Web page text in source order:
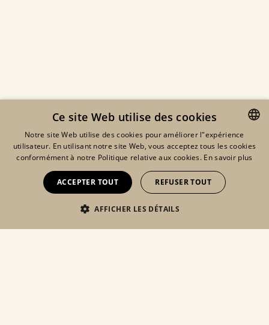
©2026 ORTA
ENGLISH
DUTCH
Ce site Web utilise des cookies
Notre site Web utilise des cookies pour améliorer l"expérience
utilisateur. En utilisant notre site Web, vous acceptez tous les cookies
conformément à notre Politique relative aux cookies. En savoir plus
ACCEPTER TOUT REFUSER TOUT
AFFICHER LES DÉTAILS